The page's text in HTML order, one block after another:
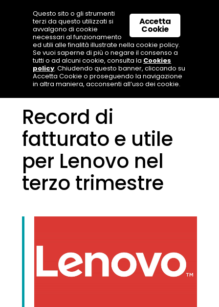
Record di
fatturato e utile
per Lenovo nel
terzo trimestre
Accetta
Cookie
Questo sito o gli strumenti
terzi da questo utilizzati si
avvalgono di cookie
necessari al funzionamento
ed utili alle finalità illustrate nella cookie policy.
Se vuoi saperne di più o negare il consenso a
tutti o ad alcuni cookie, consulta la Cookies
policy. Chiudendo questo banner, cliccando su
Accetta Cookie o proseguendo la navigazione
in altra maniera, acconsenti all’uso dei cookie.